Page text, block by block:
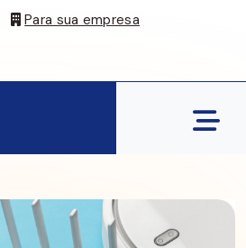
Para sua empresa